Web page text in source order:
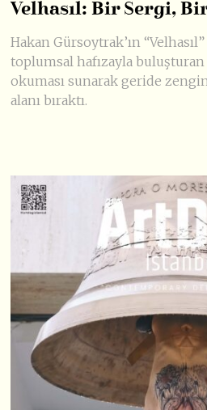
Velhasıl: Bir Sergi,
Hakan Gürsoytrak’ın
toplumsal hafızayla
okuması sunarak geride
alanı bıraktı.